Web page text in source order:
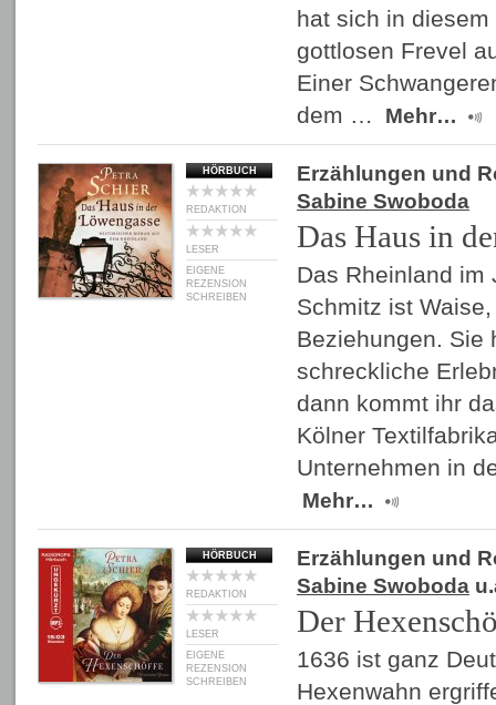
hat sich in
gottlosen Frevel
Einer
dem …
Mehr…
HÖRBUCH
REDAKTION
LESER
EIGENE
REZENSION
SCHREIBEN
Erzählungen und
Sabine Swoboda
Das Haus in
Das Rheinland im
Schmitz ist
Beziehungen. Sie
schreckliche
dann kommt ihr
Kölner
Unternehmen in
Mehr…
HÖRBUCH
REDAKTION
LESER
EIGENE
REZENSION
SCHREIBEN
Erzählungen und
Sabine Swoboda
Der
1636 ist ganz
Hexenwahn